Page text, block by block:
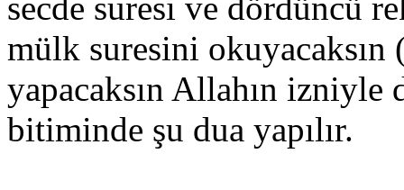
mülk suresini
yapacaksın Allahın izniyle
bitiminde şu dua yapılır.